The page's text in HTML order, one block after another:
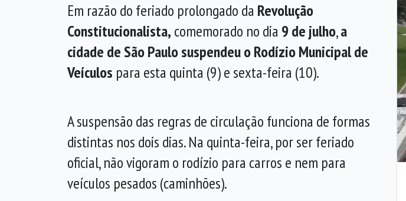
Em razão do feriado prolongado da Revolução
Constitucionalista, comemorado no dia 9 de julho,a
cidade de São Paulo suspendeu o Rodízio Municipal de
Veículos para esta quinta (9) e sexta-feira (10).
A suspensão das regras de circulação funciona de formas
distintas nos dois dias. Na quinta-feira, por ser feriado
oficial, não vigoram o rodízio para carros e nem para
veículos pesados (caminhões).